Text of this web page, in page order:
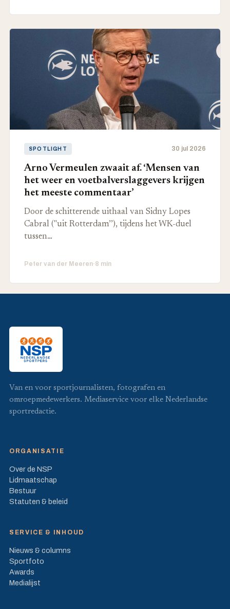
SPOTLIGHT 30 jul 2026
Arno Vermeulen zwaait af. ‘Mensen van
het weer en voetbalverslaggevers krijgen
het meeste commentaar’
Door de schitterende uithaal van Sidny Lopes
Cabral ("uit Rotterdam’’), tijdens het WK-duel
tussen…
Peter van der Meeren·8 min
Van en voor sportjournalisten, fotografen en
omroepmedewerkers. Mediaservice voor elke Nederlandse
sportredactie.
ORGANISATIE
Over de NSP
Lidmaatschap
Bestuur
Statuten & beleid
SERVICE & INHOUD
Nieuws & columns
Sportfoto
Awards
Medialijst